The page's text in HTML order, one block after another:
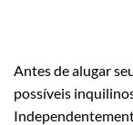
Antes de alugar
possíveis